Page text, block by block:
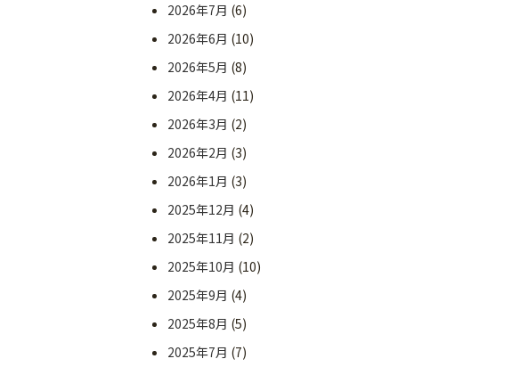
2026年7月 (6)
2026年6月 (10)
2026年5月 (8)
2026年4月 (11)
2026年3月 (2)
2026年2月 (3)
2026年1月 (3)
2025年12月 (4)
2025年11月 (2)
2025年10月 (10)
2025年9月 (4)
2025年8月 (5)
2025年7月 (7)